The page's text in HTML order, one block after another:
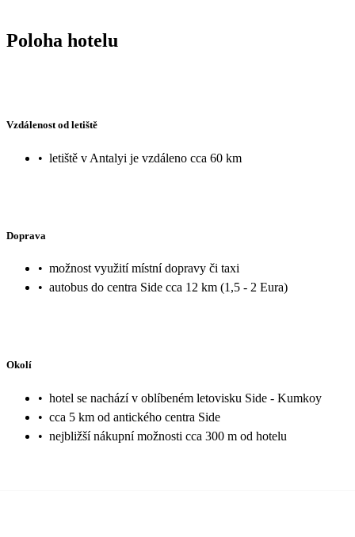
Poloha hotelu
Vzdálenost od letiště
• letiště v Antalyi je vzdáleno cca 60 km
Doprava
• možnost využití místní dopravy či taxi
• autobus do centra Side cca 12 km (1,5 - 2 Eura)
Okolí
• hotel se nachází v oblíbeném letovisku Side - Kumkoy
• cca 5 km od antického centra Side
• nejbližší nákupní možnosti cca 300 m od hotelu